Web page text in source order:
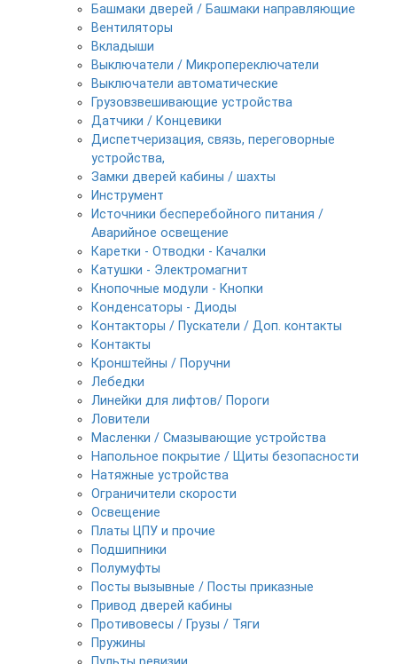
Башмаки дверей / Башмаки направляющие
Вентиляторы
Вкладыши
Выключатели / Микропереключатели
Выключатели автоматические
Грузовзвешивающие устройства
Датчики / Концевики
Диспетчеризация, связь, переговорные
устройства,
Замки дверей кабины / шахты
Инструмент
Источники бесперебойного питания /
Аварийное освещение
Каретки - Отводки - Качалки
Катушки - Электромагнит
Кнопочные модули - Кнопки
Конденсаторы - Диоды
Контакторы / Пускатели / Доп. контакты
Контакты
Кронштейны / Поручни
Лебедки
Линейки для лифтов/ Пороги
Ловители
Масленки / Смазывающие устройства
Напольное покрытие / Щиты безопасности
Натяжные устройства
Ограничители скорости
Освещение
Платы ЦПУ и прочие
Подшипники
Полумуфты
Посты вызывные / Посты приказные
Привод дверей кабины
Противовесы / Грузы / Тяги
Пружины